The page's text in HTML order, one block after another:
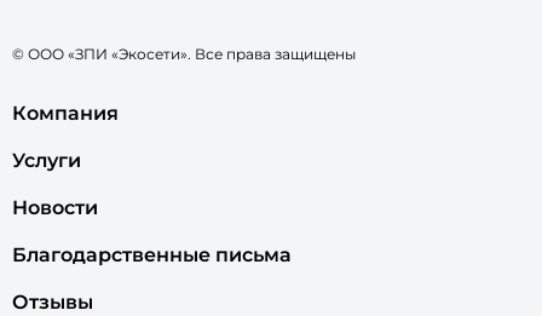
© ООО «ЗПИ «Экосети». Все права защищены
Компания
Услуги
Новости
Благодарственные письма
Отзывы